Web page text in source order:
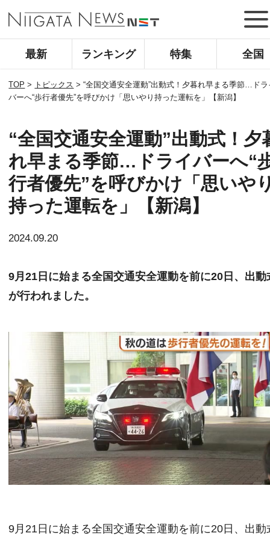
最新 ランキング 特集 全国
TOP > トピックス >“全国交通安全運動”出動式！夕暮れ早まる季節…ドラ
バーへ“歩行者優先”を呼びかけ「思いやり持った運転を」【新潟】
“全国交通安全運動”出動式！夕
れ早まる季節…ドライバーへ“
行者優先”を呼びかけ「思いや
持った運転を」【新潟】
2024.09.20
9月21日に始まる全国交通安全運動を前に20日、出動
が行われました。
9月21日に始まる全国交通安全運動を前に20日、出動